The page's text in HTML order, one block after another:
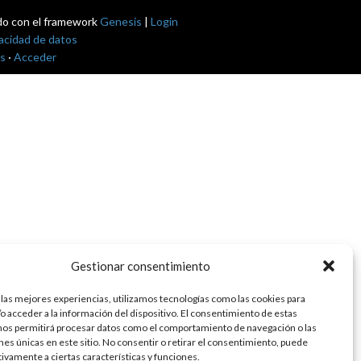
Gestionar consentimiento
mejores experiencias, utilizamos tecnologías como las cookies para
acceder a la información del dispositivo. El consentimiento de estas
permitirá procesar datos como el comportamiento de navegación o las
únicas en este sitio. No consentir o retirar el consentimiento, puede
a ciertas características y funciones.
con el frameworkGenesis | Login
de datos
· Acceder